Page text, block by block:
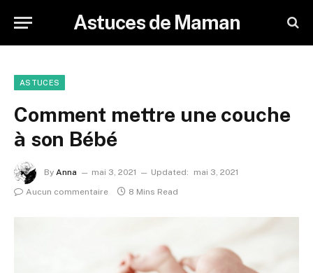
Astuces de Maman
ASTUCES
Comment mettre une couche
à son Bébé
By Anna mai 3, 2021 Updated:
mai 3, 2021
Aucun commentaire
8 Mins Read